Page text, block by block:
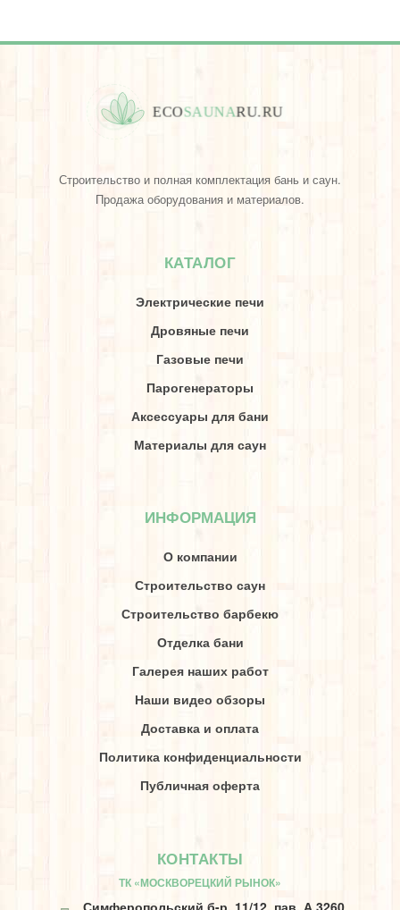
ECOSAUNARU.RU
Строительство и полная комплектация бань и саун.
Продажа оборудования и материалов.
КАТАЛОГ
Электрические печи
Дровяные печи
Газовые печи
Парогенераторы
Аксессуары для бани
Материалы для саун
ИНФОРМАЦИЯ
О компании
Строительство саун
Строительство барбекю
Отделка бани
Галерея наших работ
Наши видео обзоры
Доставка и оплата
Политика конфиденциальности
Публичная оферта
КОНТАКТЫ
ТК «МОСКВОРЕЦКИЙ РЫНОК»
Симферопольский б-р, 11/12, пав. А 3260